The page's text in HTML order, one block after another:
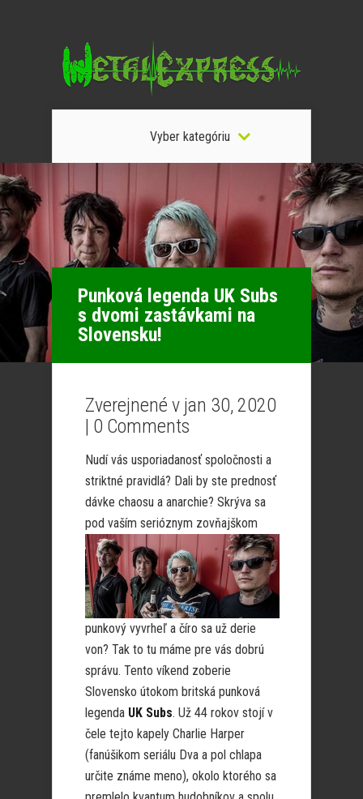
Vyber kategóriu
Punková legenda UK Subs
s dvomi zastávkami na
Slovensku!
Zverejnené v jan 30, 2020
| 0 Comments
Nudí vás usporiadanosť spoločnosti a
striktné pravidlá? Dali by ste prednosť
dávke chaosu a anarchie? Skrýva sa
pod vaším serióznym zovňajškom
punkový vyvrheľ a číro sa už derie
von? Tak to tu máme pre vás dobrú
správu. Tento víkend zoberie
Slovensko útokom britská punková
legenda UK Subs. Už 44 rokov stojí v
čele tejto kapely Charlie Harper
(fanúšikom seriálu Dva a pol chlapa
určite známe meno), okolo ktorého sa